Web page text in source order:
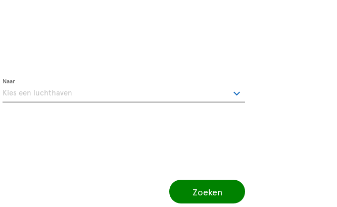
Naar
Zoeken